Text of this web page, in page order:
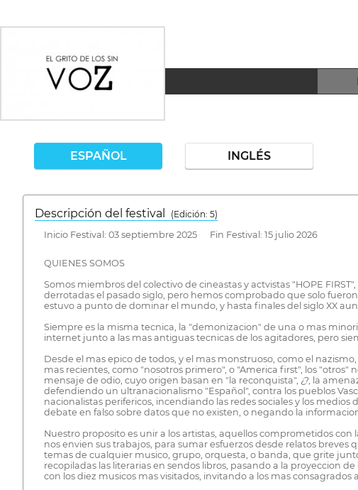
ESPAÑOL INGLÉS
Descripción del festival
( Edición: 5)
Inicio Festival: 03 septiembre 2025 Fin Festival: 15 julio 2026
QUIENES SOMOS
Somos miembros del colectivo de cineastas y actvistas "HOPE
derrotadas el pasado siglo, pero hemos comprobado que solo
estuvo a punto de dominar el mundo, y hasta finales del siglo XX
Siempre es la misma tecnica, la "demonizacion" de una o mas
internet junto a las mas antiguas tecnicas de los agitadores, pero
Desde el mas epico de todos, y el mas monstruoso, como el
mas recientes, como "nosotros primero", o "America first", los
mensaje de odio, cuyo origen basan en "la reconquista", ¿?, la
defendiendo un ultranacionalismo "Español", contra los pueblos
nacionalistas perifericos, incendiando las redes sociales y los
debate en falso sobre datos que no existen, o negando la
Nuestro proposito es unir a los artistas, aquellos comprometidos
nos envien sus trabajos, para sumar esfuerzos desde relatos
temas de cualquier musico, grupo, orquesta, o banda, que grite
recopiladas las literarias en sendos libros, pasando a la proyeccion
con los diez musicos mas visitados, invitando a los mas consagrados